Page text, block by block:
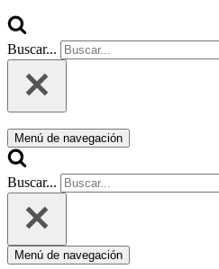
Buscar...
Menú de navegación
Buscar...
Menú de navegación